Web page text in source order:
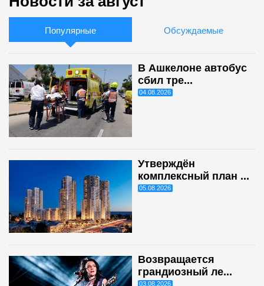
Популярные Обсуждаемые
В Ашкелоне автобус
сбил тре...
04.08.2026
Утверждён
комплексный план ...
05.08.2026
Возвращается
грандиозный ле...
03.08.2026